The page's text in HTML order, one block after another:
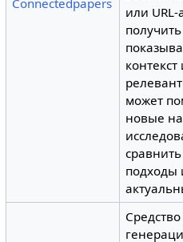
Connectedpapers
или URL-
контекст
может
новые
подходы